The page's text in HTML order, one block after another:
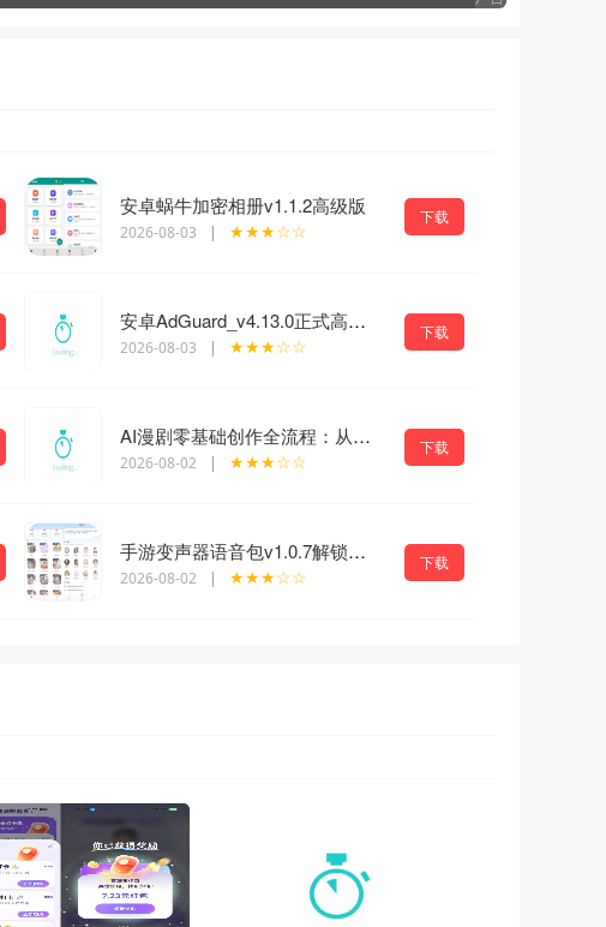
安卓蜗牛加密相册v1.1.2高级版
2026-08-03 | ★★★☆☆
下载
安卓AdGuard_v4.13.0正式高级版 安卓最好用的广告过滤器
2026-08-03 | ★★★☆☆
下载
AI漫剧零基础创作全流程：从剧本创作到分镜剪辑，全套提示词模板直接落地出片
2026-08-02 | ★★★☆☆
下载
手游变声器语音包v1.0.7解锁会员免登陆版
2026-08-02 | ★★★☆☆
下载